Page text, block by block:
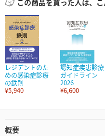
この商品を買った人は、こ
レジデントのた
めの感染症診療
の鉄則
¥5,940
認知症疾患診療
ガイドライン
2026
¥6,600
概要